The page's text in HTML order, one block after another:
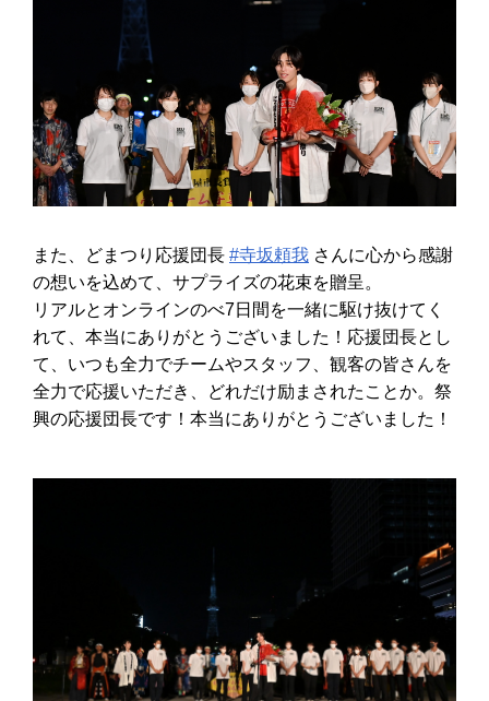
また、どまつり応援団長 #寺坂頼我 さんに心から感謝
の想いを込めて、サプライズの花束を贈呈。
リアルとオンラインのべ7日間を一緒に駆け抜けてく
れて、本当にありがとうございました！応援団長とし
て、いつも全力でチームやスタッフ、観客の皆さんを
全力で応援いただき、どれだけ励まされたことか。祭
興の応援団長です！本当にありがとうございました！